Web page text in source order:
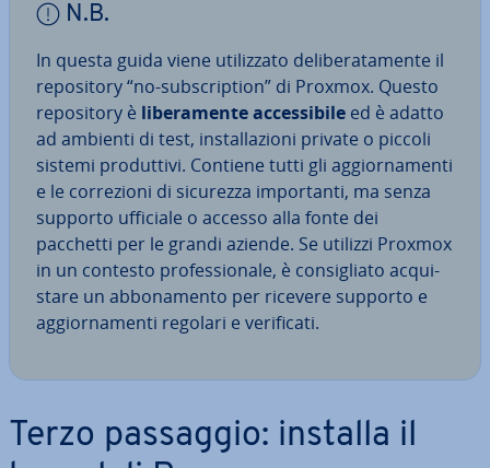
N.B.
In questa guida viene uti­liz­za­to de­li­be­ra­ta­men­te il
re­po­si­to­ry “no-sub­scrip­tion” di Proxmox. Questo
re­po­si­to­ry è li­be­ra­men­te ac­ces­si­bi­le ed è adatto
ad ambienti di test, in­stal­la­zio­ni private o piccoli
sistemi pro­dut­ti­vi. Contiene tutti gli ag­gior­na­men­ti
e le cor­re­zio­ni di sicurezza im­por­tan­ti, ma senza
supporto ufficiale o accesso alla fonte dei
pacchetti per le grandi aziende. Se utilizzi Proxmox
in un contesto pro­fes­sio­na­le, è con­si­glia­to ac­qui­
sta­re un ab­bo­na­men­to per ricevere supporto e
ag­gior­na­men­ti regolari e ve­ri­fi­ca­ti.
Terzo passaggio: installa il